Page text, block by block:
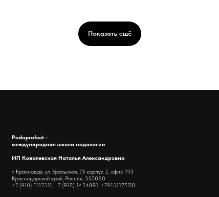
Показать ещё
Podoprofeet -
международная школа подологии
ИП Ковалевская Наталья Александровна
г. Краснодар, ул. Уральская, 75 корпус 2, офис 193
Краснодарский край, Россия, 350080
+7 (918) 0117511, +7 (918) 1434891, +79151175110